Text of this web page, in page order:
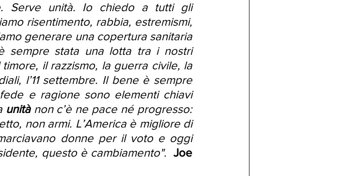
Serve unità. Io chiedo a tutti gli
risentimento, rabbia, estremismi,
generare una copertura sanitaria
sempre stata una lotta tra i nostri
il razzismo, la guerra civile, la
l’11 settembre. Il bene è sempre
e ragione sono elementi chiavi
unità non c’è ne pace né progresso:
non armi. L’America è migliore di
donne per il voto e oggi
questo è cambiamento". Joe